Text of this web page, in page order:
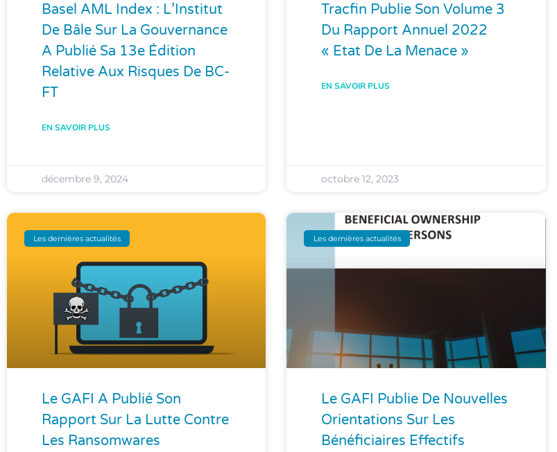
Basel AML Index : L’Institut
De Bâle Sur La Gouvernance
A Publié Sa 13e Édition
Relative Aux Risques De BC-
FT
EN SAVOIR PLUS
décembre 9, 2024
Tracfin Publie Son Volume 3
Du Rapport Annuel 2022
« Etat De La Menace »
EN SAVOIR PLUS
octobre 12, 2023
Les dernières actualités
Le GAFI A Publié Son
Rapport Sur La Lutte Contre
Les Ransomwares
Les dernières actualités
Le GAFI Publie De Nouvelles
Orientations Sur Les
Bénéficiaires Effectifs